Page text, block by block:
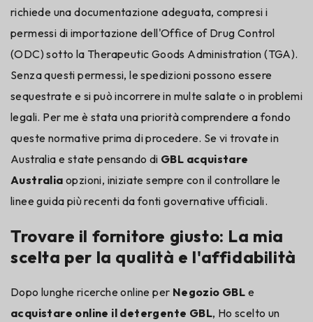
richiede una documentazione adeguata, compresi i
permessi di importazione dell'Office of Drug Control
(ODC) sotto la Therapeutic Goods Administration (TGA).
Senza questi permessi, le spedizioni possono essere
sequestrate e si può incorrere in multe salate o in problemi
legali. Per me è stata una priorità comprendere a fondo
queste normative prima di procedere. Se vi trovate in
Australia e state pensando di GBL acquistare
Australia opzioni, iniziate sempre con il controllare le
linee guida più recenti da fonti governative ufficiali.
Trovare il fornitore giusto: La mia
scelta per la qualità e l'affidabilità
Dopo lunghe ricerche online per Negozio GBL e
acquistare online il detergente GBL, Ho scelto un